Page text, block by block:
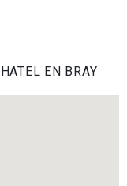
EN BRAY